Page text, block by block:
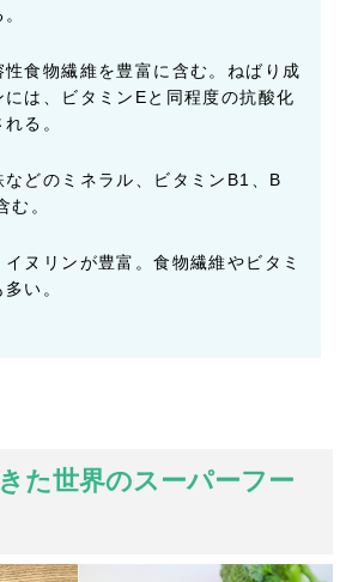
性食物繊維を豊富に含む。ねばり成
は、ビタミンEと同程度の抗酸化
る。
などのミネラル、ビタミンB1、B
む。
ヌリンが豊富。食物繊維やビタミ
い。
た世界のスーパーフー